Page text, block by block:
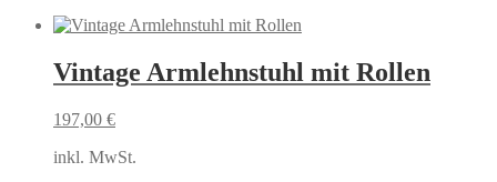
sortiert
Vintage Armlehnstuhl mit Rollen
197,00 €
inkl. MwSt.